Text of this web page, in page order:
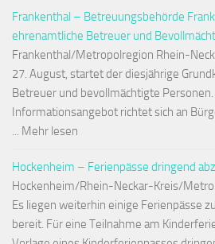
Frankenthal – Betreuungsbehörde
ehrenamtliche Betreuer und
Frankenthal/Metropolregion Rhein-
27. August, startet der diesjährige
Betreuer und bevollmächtigte
Informationsangebot richtet sich an
... Mehr lesen
Hockenheim – Ferienpässe dringend
Hockenheim/Rhein-Neckar-Kreis/
Es liegen weiterhin einige Ferienpässe
bereit. Für eine Teilnahme am